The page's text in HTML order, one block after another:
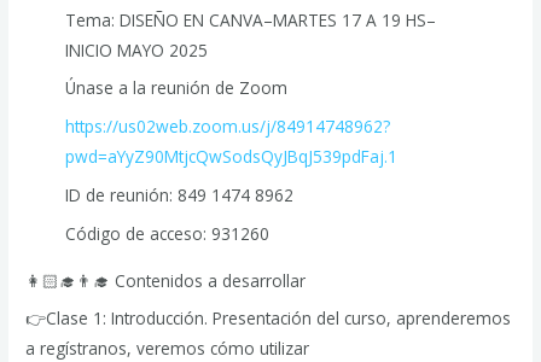
Tema: DISEÑO EN CANVA–MARTES 17 A 19 HS–
INICIO MAYO 2025
Únase a la reunión de Zoom
https://us02web.zoom.us/j/84914748962?
pwd=aYyZ90MtjcQwSodsQyJBqJ539pdFaj.1
ID de reunión: 849 1474 8962
Código de acceso: 931260
👩🏻‍🎓👨‍🎓 Contenidos a desarrollar
👉Clase 1: Introducción. Presentación del curso, aprenderemos
a regístranos, veremos cómo utilizar